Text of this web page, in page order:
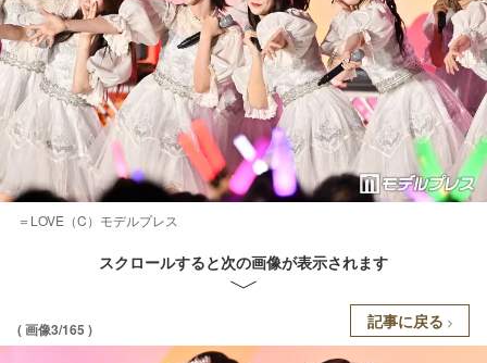
＝LOVE（C）モデルプレス
スクロールすると次の画像が表示されます
( 画像3/165 ) 記事に戻る